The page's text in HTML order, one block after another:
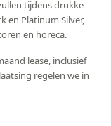
tijdens drukke
en Platinum Silver,
en horeca.
lease, inclusief
regelen we in